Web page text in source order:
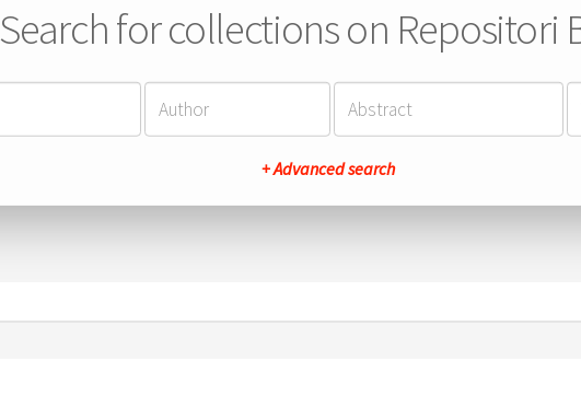
Search for collections on Repositori
+ Advanced search